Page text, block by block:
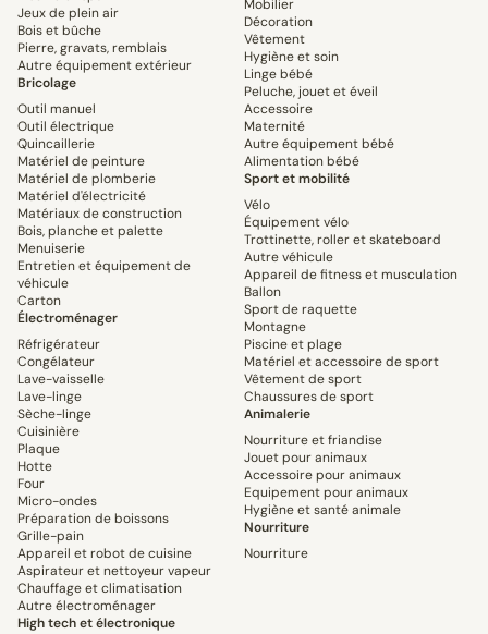
Jeux de plein air
Bois et bûche
Pierre, gravats, remblais
Autre équipement extérieur
Bricolage
Outil manuel
Outil électrique
Quincaillerie
Matériel de peinture
Matériel de plomberie
Matériel d'électricité
Matériaux de construction
Bois, planche et palette
Menuiserie
Entretien et équipement de
véhicule
Carton
Électroménager
Réfrigérateur
Congélateur
Lave-vaisselle
Lave-linge
Sèche-linge
Cuisinière
Plaque
Hotte
Four
Micro-ondes
Préparation de boissons
Grille-pain
Appareil et robot de cuisine
Aspirateur et nettoyeur vapeur
Chauffage et climatisation
Autre électroménager
High tech et électronique
Mobilier
Décoration
Vêtement
Hygiène et soin
Linge bébé
Peluche, jouet et éveil
Accessoire
Maternité
Autre équipement bébé
Alimentation bébé
Sport et mobilité
Vélo
Équipement vélo
Trottinette, roller et skateboard
Autre véhicule
Appareil de fitness et musculation
Ballon
Sport de raquette
Montagne
Piscine et plage
Matériel et accessoire de sport
Vêtement de sport
Chaussures de sport
Animalerie
Nourriture et friandise
Jouet pour animaux
Accessoire pour animaux
Equipement pour animaux
Hygiène et santé animale
Nourriture
Nourriture